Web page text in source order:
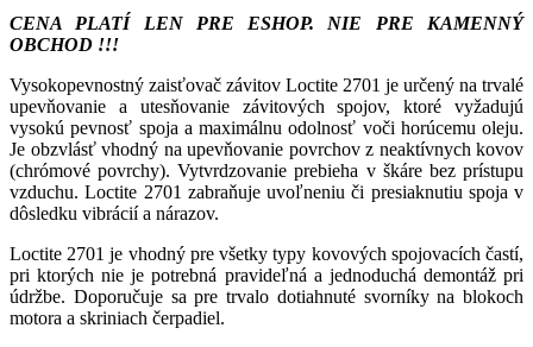
CENA PLATÍ LEN PRE ESHOP. NIE PRE KAMENNÝ
OBCHOD !!!
Vysokopevnostný zaisťovač závitov Loctite 2701 je určený na trvalé
upevňovanie a utesňovanie závitových spojov, ktoré vyžadujú
vysokú pevnosť spoja a maximálnu odolnosť voči horúcemu oleju.
Je obzvlásť vhodný na upevňovanie povrchov z neaktívnych kovov
(chrómové povrchy). Vytvrdzovanie prebieha v škáre bez prístupu
vzduchu. Loctite 2701 zabraňuje uvoľneniu či presiaknutiu spoja v
dôsledku vibrácií a nárazov.
Loctite 2701 je vhodný pre všetky typy kovových spojovacích častí,
pri ktorých nie je potrebná pravideľná a jednoduchá demontáž pri
údržbe. Doporučuje sa pre trvalo dotiahnuté svorníky na blokoch
motora a skriniach čerpadiel.